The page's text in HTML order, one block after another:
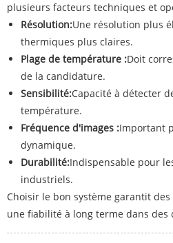
plusieurs facteurs techniques et
Résolution:Une résolution plus
thermiques plus claires.
Plage de température :Doit
de la candidature.
Sensibilité:Capacité à détecter
température.
Fréquence d'images :Important
dynamique.
Durabilité:Indispensable pour
industriels.
Choisir le bon système garantit
une fiabilité à long terme dans des